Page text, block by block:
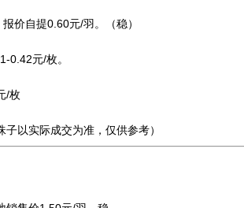
价自提0.60元/羽。（稳）
0.42元/枚。
/枚
子以实际成交为准，仅供参考）